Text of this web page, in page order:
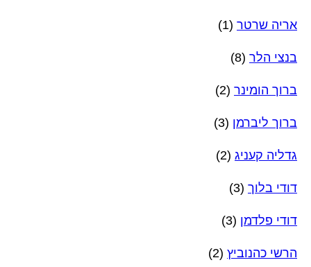
אריה שרטר (1)
בנצי הלר (8)
ברוך הומינר (2)
ברוך ליברמן (3)
גדליה קעניג (2)
דודי בלוך (3)
דודי פלדמן (3)
הרשי כהנוביץ (2)